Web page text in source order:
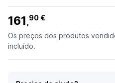
161 ,90 €
Os preços dos produtos
incluído.